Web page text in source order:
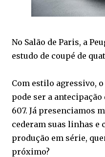
No Salão de Paris, a
estudo de coupé de
Com estilo agressivo,
pode ser a
607. Já presenciamos
cederam suas linhas e
produção em série,
próximo?